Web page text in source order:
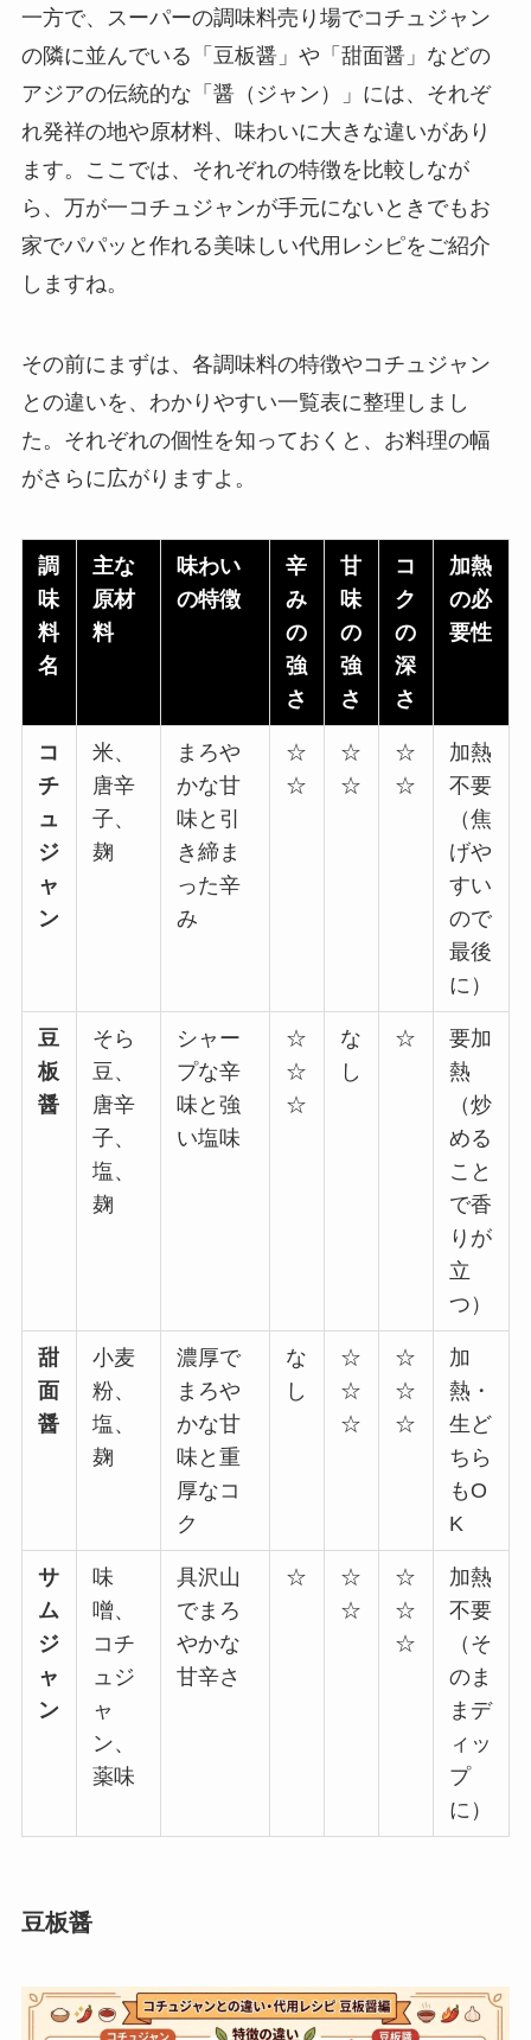
一方で、スーパーの調味料売り場でコチュジャン
の隣に並んでいる「豆板醤」や「甜面醤」などの
アジアの伝統的な「醤（ジャン）」には、それぞ
れ発祥の地や原材料、味わいに大きな違いがあり
ます。ここでは、それぞれの特徴を比較しなが
ら、万が一コチュジャンが手元にないときでもお
家でパパッと作れる美味しい代用レシピをご紹介
しますね。
その前にまずは、各調味料の特徴やコチュジャン
との違いを、わかりやすい一覧表に整理しまし
た。それぞれの個性を知っておくと、お料理の幅
がさらに広がりますよ。
調
味
料
名
主な
原材
料
味わい
の特徴
辛
み
の
強
さ
甘
味
の
強
さ
コ
ク
の
深
さ
加熱
の必
要性
コ
チ
ュ
ジ
ャ
ン
米、
唐辛
子、
麹
まろや
かな甘
味と引
き締ま
った辛
み
☆
☆
☆
☆
☆
☆
加熱
不要
（焦
げや
すい
ので
最後
に）
豆
板
醤
そら
豆、
唐辛
子、
塩、
麹
シャー
プな辛
味と強
い塩味
☆
☆
☆
な
し
☆
要加
熱
（炒
める
こと
で香
りが
立
つ）
甜
面
醤
小麦
粉、
塩、
麹
濃厚で
まろや
かな甘
味と重
厚なコ
ク
な
し
☆
☆
☆
☆
☆
☆
加
熱・
生ど
ちら
もO
K
サ
ム
ジ
ャ
ン
味
噌、
コチ
ュジ
ャ
ン、
薬味
具沢山
でまろ
やかな
甘辛さ
☆
☆
☆
☆
☆
☆
加熱
不要
（そ
のま
まデ
ィッ
プ
に）
豆板醤